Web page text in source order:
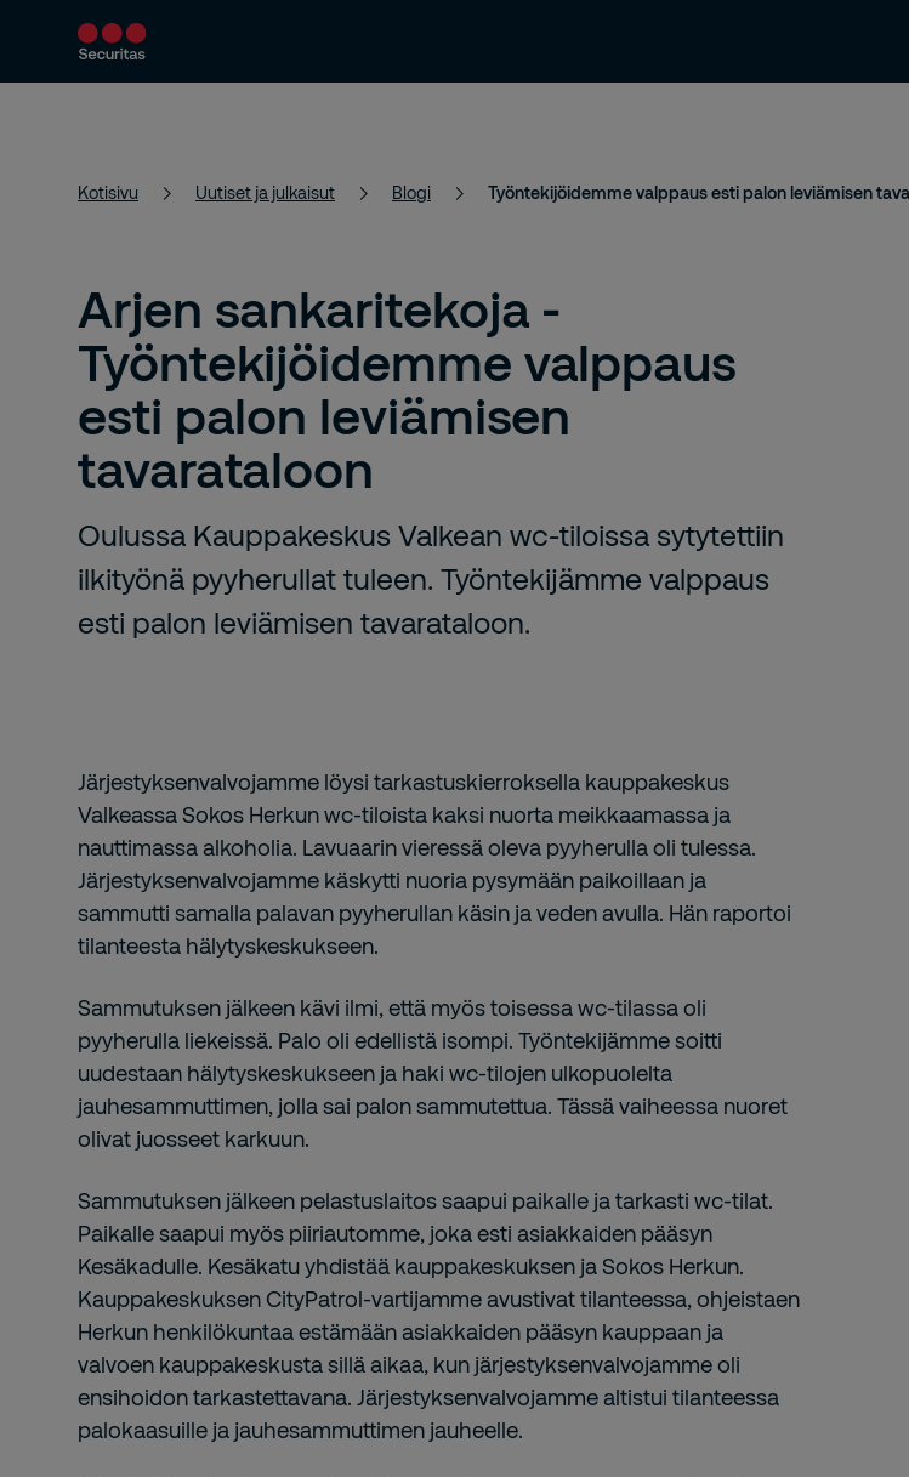
Turvallisuuspalvelut Ratkaisumme Uutiset ja julkaisut Yhteystiedot
Kotisivu Uutiset ja julkaisut Blogi
Arjen sankaritekoja -
Työntekijöidemme valppaus
esti palon leviämisen
tavarataloon
Oulussa Kauppakeskus Valkean wc-tiloissa sytytettiin
ilkityönä pyyherullat tuleen. Työntekijämme valppaus
esti palon leviämisen tavarataloon.
Järjestyksenvalvojamme löysi tarkastuskierroksella kauppakeskus
Valkeassa Sokos Herkun wc-tiloista kaksi nuorta meikkaamassa ja
nauttimassa alkoholia. Lavuaarin vieressä oleva pyyherulla oli tulessa.
Järjestyksenvalvojamme käskytti nuoria pysymään paikoillaan ja
sammutti samalla palavan pyyherullan käsin ja veden avulla. Hän raportoi
tilanteesta hälytyskeskukseen.
Sammutuksen jälkeen kävi ilmi, että myös toisessa wc-tilassa oli
pyyherulla liekeissä. Palo oli edellistä isompi. Työntekijämme soitti
uudestaan hälytyskeskukseen ja haki wc-tilojen ulkopuolelta
jauhesammuttimen, jolla sai palon sammutettua. Tässä vaiheessa nuoret
olivat juosseet karkuun.
Sammutuksen jälkeen pelastuslaitos saapui paikalle ja tarkasti wc-tilat.
Paikalle saapui myös piiriautomme, joka esti asiakkaiden pääsyn
Kesäkadulle. Kesäkatu yhdistää kauppakeskuksen ja Sokos Herkun.
Kauppakeskuksen CityPatrol-vartijamme avustivat tilanteessa, ohjeistaen
Herkun henkilökuntaa estämään asiakkaiden pääsyn kauppaan ja
valvoen kauppakeskusta sillä aikaa, kun järjestyksenvalvojamme oli
ensihoidon tarkastettavana. Järjestyksenvalvojamme altistui tilanteessa
palokaasuille ja jauhesammuttimen jauheelle.